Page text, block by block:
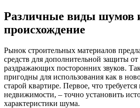
Различные виды шумов
происхождение
Рынок строительных материалов
средств для дополнительной защиты
раздражающих посторонних звуков.
пригодны для использования как в
старой квартире. Первое, что требуется
недвижимости, – точно установить
характеристики шума.